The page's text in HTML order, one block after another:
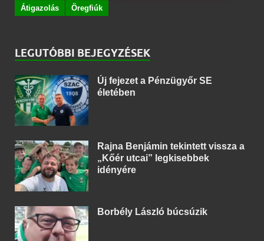
Átigazolás
Öregfiúk
LEGUTÓBBI BEJEGYZÉSEK
Új fejezet a Pénzügyőr SE
életében
Rajna Benjámin tekintett vissza a
„Kőér utcai” legkisebbek
idényére
Borbély László búcsúzik